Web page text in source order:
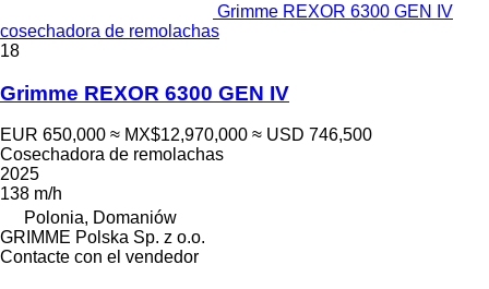
Grimme REXOR 6300 GEN IV
cosechadora de remolachas
18
Grimme REXOR 6300 GEN IV
EUR 650,000 ≈ MX$12,970,000 ≈ USD 746,500
Cosechadora de remolachas
2025
138 m/h
Polonia, Domaniów
GRIMME Polska Sp. z o.o.
Contacte con el vendedor